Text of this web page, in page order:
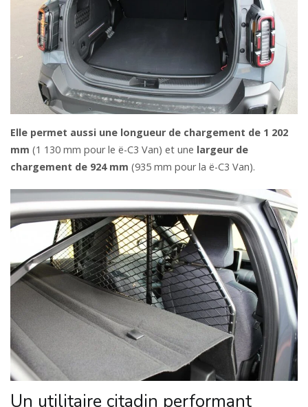
Elle permet aussi une longueur de chargement de 1 202
mm (1 130 mm pour le ë-C3 Van) et une largeur de
chargement de 924 mm (935 mm pour la ë-C3 Van).
Un utilitaire citadin performant